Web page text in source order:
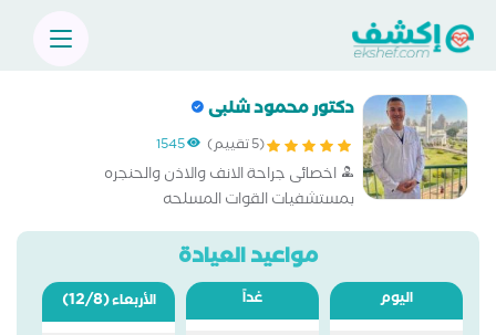
دكتور محمود شلبى
(5 تقييم) 1545
اخصائى جراحة الانف والاذن والحنجره
بمستشفيات القوات المسلحه
مواعيد العيادة
اليوم غداً الأربعاء(12/8)